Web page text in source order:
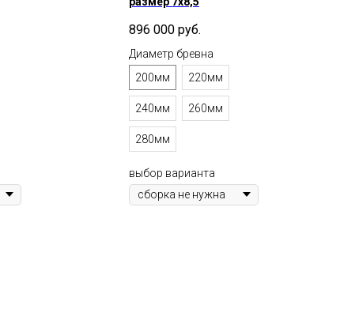
896 000 руб.
Диаметр бревна
200мм
220мм
240мм 260мм
280мм
выбор варианта